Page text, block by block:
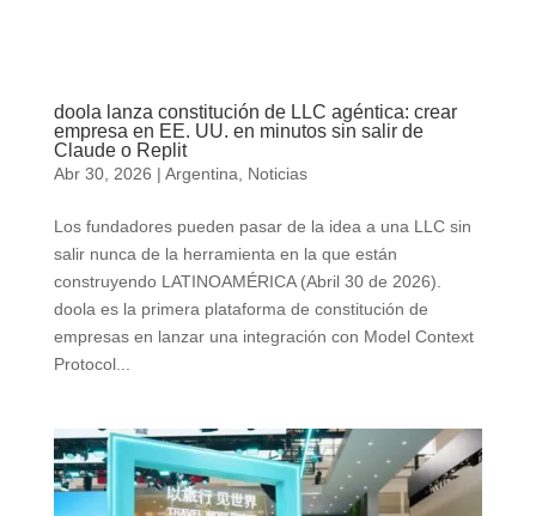
doola lanza constitución de LLC agéntica: crear
empresa en EE. UU. en minutos sin salir de
Claude o Replit
Abr 30, 2026 | Argentina Noticias
Los fundadores pueden pasar de la idea a una LLC sin
salir nunca de la herramienta en la que están
construyendo LATINOAMÉRICA (Abril 30 de 2026).
doola es la primera plataforma de constitución de
empresas en lanzar una integración con Model Context
Protocol...